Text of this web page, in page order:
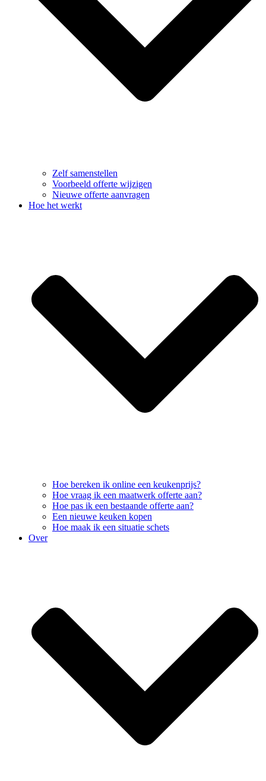
Zelf samenstellen
Voorbeeld offerte wijzigen
Nieuwe offerte aanvragen
Hoe het werkt
Hoe bereken ik online een keukenprijs?
Hoe vraag ik een maatwerk offerte aan?
Hoe pas ik een bestaande offerte aan?
Een nieuwe keuken kopen
Hoe maak ik een situatie schets
Over